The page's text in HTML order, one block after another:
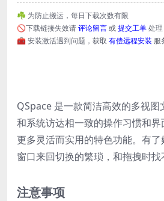
☘️ 为防止搬运，每日下载次数有限
🚫下载链接失效请评论留言或提交工单处理
🧰 安装激活遇到问题，获取 有偿远程安装 服
QSpace 是一款简洁高效的多视
和系统访达相一致的操作习惯和
更多灵活而实用的特色功能。有
窗口来回切换的繁琐，和拖拽时找
注意事项